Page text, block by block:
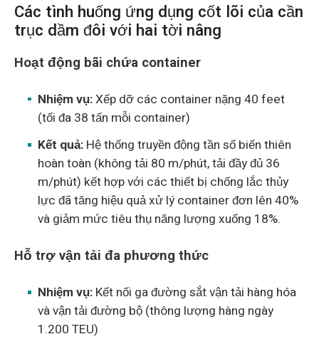
Các tình huống ứng dụng cốt lõi của cần
trục dầm đôi với hai tời nâng
Hoạt động bãi chứa container
Nhiệm vụ:Xếp dỡ các container nặng 40 feet
(tối đa 38 tấn mỗi container)
Kết quả: Hệ thống truyền động tần số biến thiên
hoàn toàn (không tải 80 m/phút, tải đầy đủ 36
m/phút) kết hợp với các thiết bị chống lắc thủy
lực đã tăng hiệu quả xử lý container đơn lên 40%
và giảm mức tiêu thụ năng lượng xuống 18%.
Hỗ trợ vận tải đa phương thức
Nhiệm vụ: Kết nối ga đường sắt vận tải hàng hóa
và vận tải đường bộ (thông lượng hàng ngày
1.200 TEU)